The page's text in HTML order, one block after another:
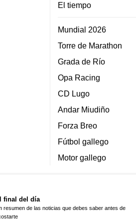
El tiempo
Mundial 2026
Torre de Marathon
Grada de Río
Opa Racing
CD Lugo
Andar Miudiño
Forza Breo
Fútbol gallego
Motor gallego
final del día
resumen de las noticias que debes saber antes de